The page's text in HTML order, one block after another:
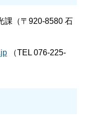
課（〒920-8580 石
（TEL 076-225-